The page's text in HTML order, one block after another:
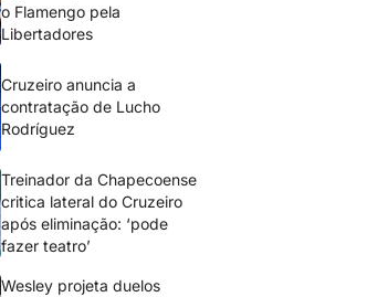
o Flamengo pela
Libertadores
Cruzeiro anuncia a
contratação de Lucho
Rodríguez
Treinador da Chapecoense
critica lateral do Cruzeiro
após eliminação: ‘pode
fazer teatro’
Wesley projeta duelos